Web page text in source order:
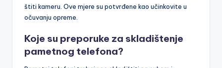
štiti kameru. Ove mjere su potvrđene kao učinkovite u
očuvanju opreme.
Koje su preporuke za skladištenje
pametnog telefona?